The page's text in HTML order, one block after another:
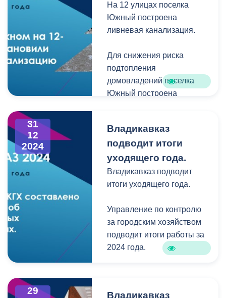
На 12 улицах поселка
Южный построена
ливневая канализация.
Для снижения риска
подтопления
домовладений поселка
Южный построена
Кисловодская, Ключевая,
Ковровая, Сибирская,
Бульварная, Целинная,
Длинно-Долинская,
Детсадовская, Оружейная,
Для улиц Кисловодской и
Ключевой разработан
проект оттока ливневых
вод. Проектно-сметная
наиболее проблемный
31
12
2024
Владикавказ
подводит итоги
уходящего года.
Владикавказ подводит
итоги уходящего года.
Управление по контролю
за городским хозяйством
подводит итоги работы за
2024 года.
29
Владикавказ